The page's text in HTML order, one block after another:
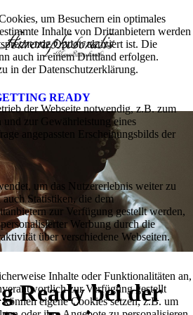
READY
Ready bei der
um Besuchern ein optimales
Inhalte von Drittanbietern werden
Option aktiviert ist. Die
auch in einem Drittland erfolgen.
in der Datenschutzerklärung.
der Webseite notwendig, z.B. zum
zur Gewährleistung eines
angepassten Erscheinungsbilds der
um das Nutzererlebnis weiter zu
Statistiken, die dem
zur Verfügung gestellt werden,
Werbung durch die
über verschiedene Webseiten.
Inhalte oder Funktionalitäten an,
zur Verfügung gestellt
eigene Cookies setzen, z.B. um